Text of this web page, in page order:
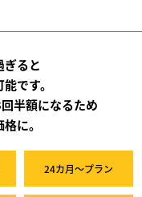
ぎると
です。
半額になるため
に。
24カ月～プラン